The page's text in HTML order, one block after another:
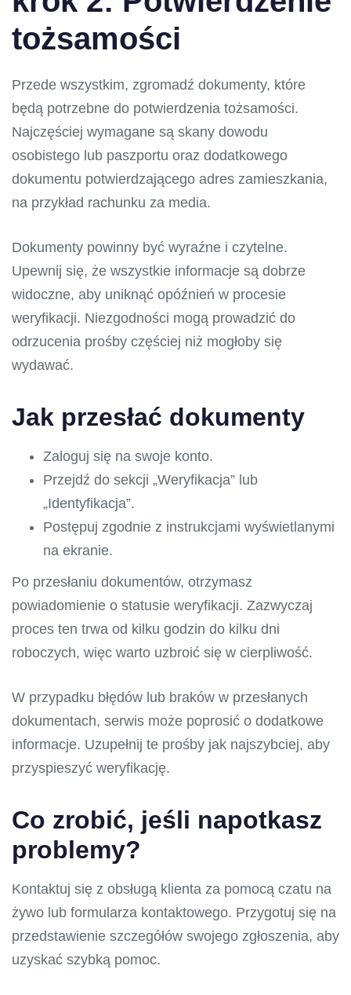
tożsamości
Przede wszystkim, zgromadź dokumenty, które
będą potrzebne do potwierdzenia tożsamości.
Najczęściej wymagane są skany dowodu
osobistego lub paszportu oraz dodatkowego
dokumentu potwierdzającego adres zamieszkania,
na przykład rachunku za media.
Dokumenty powinny być wyraźne i czytelne.
Upewnij się, że wszystkie informacje są dobrze
widoczne, aby uniknąć opóźnień w procesie
weryfikacji. Niezgodności mogą prowadzić do
odrzucenia prośby częściej niż mogłoby się
wydawać.
Jak przesłać dokumenty
Zaloguj się na swoje konto.
Przejdź do sekcji „Weryfikacja” lub
„Identyfikacja”.
Postępuj zgodnie z instrukcjami wyświetlanymi
na ekranie.
Po przesłaniu dokumentów, otrzymasz
powiadomienie o statusie weryfikacji. Zazwyczaj
proces ten trwa od kilku godzin do kilku dni
roboczych, więc warto uzbroić się w cierpliwość.
W przypadku błędów lub braków w przesłanych
dokumentach, serwis może poprosić o dodatkowe
informacje. Uzupełnij te prośby jak najszybciej, aby
przyspieszyć weryfikację.
Co zrobić, jeśli napotkasz
problemy?
Kontaktuj się z obsługą klienta za pomocą czatu na
żywo lub formularza kontaktowego. Przygotuj się na
przedstawienie szczegółów swojego zgłoszenia, aby
uzyskać szybką pomoc.